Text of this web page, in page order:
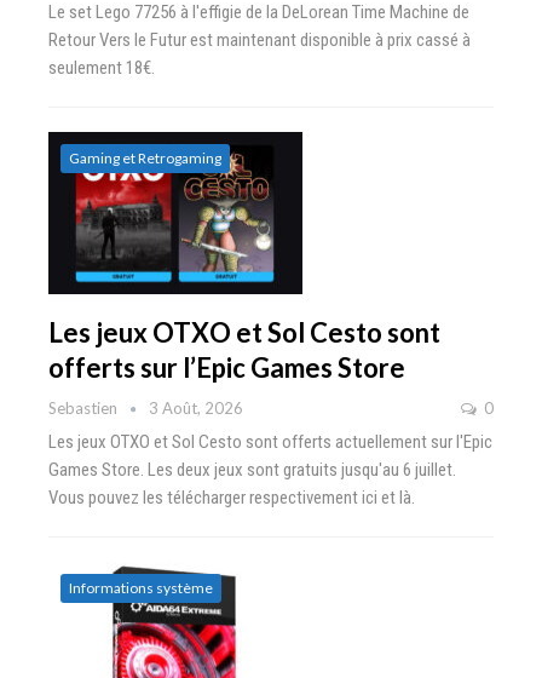
Le set Lego 77256 à l'effigie de la DeLorean Time Machine de
Retour Vers le Futur est maintenant disponible à prix cassé à
seulement 18€.
Gaming et Retrogaming
Les jeux OTXO et Sol Cesto sont
offerts sur l’Epic Games Store
Sebastien 3 Août, 2026 0
Les jeux OTXO et Sol Cesto sont offerts actuellement sur l'Epic
Games Store. Les deux jeux sont gratuits jusqu'au 6 juillet.
Vous pouvez les télécharger respectivement ici et là.
Informations système